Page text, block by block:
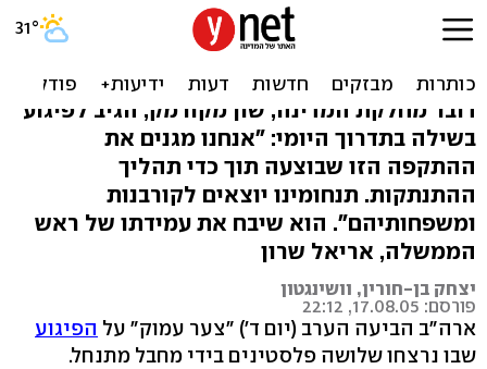
ארה"ב והאיחוד האירופי
מגנים את הפיגוע
דובר מחלקת המדינה, שון מקורמק, הגיב לפיגוע
בשילה בתדרוך היומי: "אנחנו מגנים את
ההתקפה הזו שבוצעה תוך כדי תהליך
ההתנתקות. תנחומינו יוצאים לקורבנות
ומשפחותיהם". הוא שיבח את עמידתו של ראש
הממשלה, אריאל שרון
יצחק בן-חורין, וושינגטון
פורסם: 17.08.05, 22:12
ארה"ב הביעה הערב (יום ד') "צער עמוק" על הפיגוע
שבו נרצחו שלושה פלסטינים בידי מחבל מתנחל.